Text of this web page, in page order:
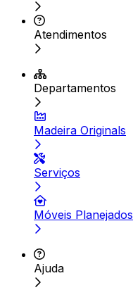
Atendimentos
Departamentos
Madeira Originals
Serviços
Móveis Planejados
Ajuda